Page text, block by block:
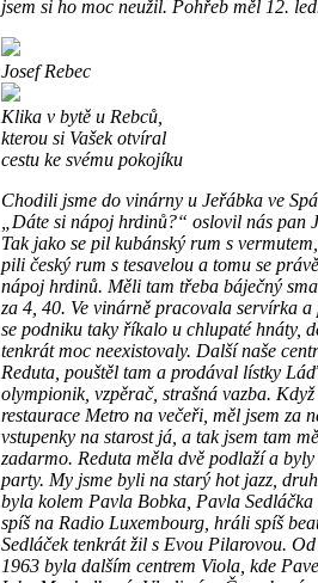
jsem si ho moc neužil. Pohřeb měl 12.
Josef Rebec
Klika v bytě u Rebců,
kterou si Vašek otvíral
cestu ke svému pokojíku
Chodili jsme do vinárny u Jeřábka ve
„Dáte si nápoj hrdinů?“ oslovil nás pan
Tak jako se pil kubánský rum s
pili český rum s tesavelou a tomu se
nápoj hrdinů. Měli tam třeba báječný
za 4, 40. Ve vinárně pracovala servírka a
se podniku taky říkalo u chlupaté hnáty,
tenkrát moc neexistovaly. Další naše
Reduta, pouštěl tam a prodával lístky
olympionik, vzpěrač, strašná vazba. Když
restaurace Metro na večeři, měl jsem za
vstupenky na starost já, a tak jsem tam
zadarmo. Reduta měla dvě podlaží a byly
party. My jsme byli na starý hot jazz,
byla kolem Pavla Bobka, Pavla
spíš na Radio Luxembourg, hráli spíš
Sedláček tenkrát žil s Evou Pilarovou.
1963 byla dalším centrem Viola, kde